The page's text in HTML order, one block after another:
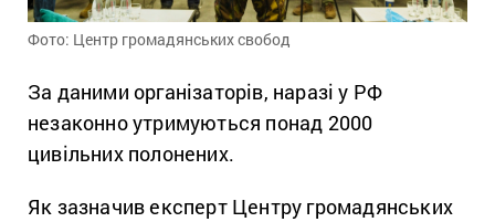
Фото: Центр громадянських свобод
За даними організаторів, наразі у РФ
незаконно утримуються понад 2000
цивільних полонених.
Як зазначив експерт Центру громадянських